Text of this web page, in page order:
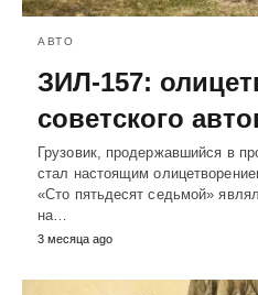
АВТО
ЗИЛ-157:
советского
Грузовик, продержавшийся в
стал настоящим
«Сто пятьдесят седьмой»
на…
3 месяца ago